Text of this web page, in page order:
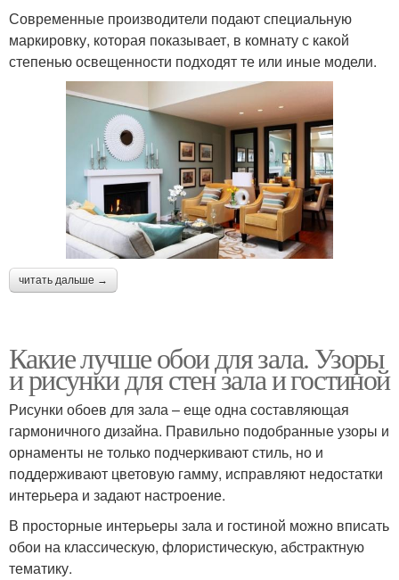
Современные производители подают специальную
маркировку, которая показывает, в комнату с какой
степенью освещенности подходят те или иные модели.
читать дальше →
Какие лучше обои для зала. Узоры
и рисунки для стен зала и гостиной
Рисунки обоев для зала – еще одна составляющая
гармоничного дизайна. Правильно подобранные узоры и
орнаменты не только подчеркивают стиль, но и
поддерживают цветовую гамму, исправляют недостатки
интерьера и задают настроение.
В просторные интерьеры зала и гостиной можно вписать
обои на классическую, флористическую, абстрактную
тематику.